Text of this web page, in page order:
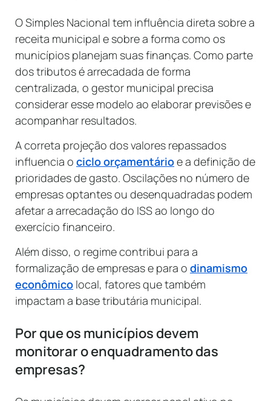
O Simples Nacional tem influência direta sobre a
receita municipal e sobre a forma como os
municípios planejam suas finanças. Como parte
dos tributos é arrecadada de forma
centralizada, o gestor municipal precisa
considerar esse modelo ao elaborar previsões e
acompanhar resultados.
A correta projeção dos valores repassados
influencia o ciclo orçamentárioe a definição de
prioridades de gasto. Oscilações no número de
empresas optantes ou desenquadradas podem
afetar a arrecadação do ISS ao longo do
exercício financeiro.
Além disso, o regime contribui para a
formalização de empresas e para o dinamismo
econômico local, fatores que também
impactam a base tributária municipal.
Por que os municípios devem
monitorar o enquadramento das
empresas?